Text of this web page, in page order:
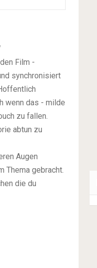
Film -
synchronisiert
wenn das - milde
zu fallen.
abtun zu
Augen
Thema gebracht.
die du